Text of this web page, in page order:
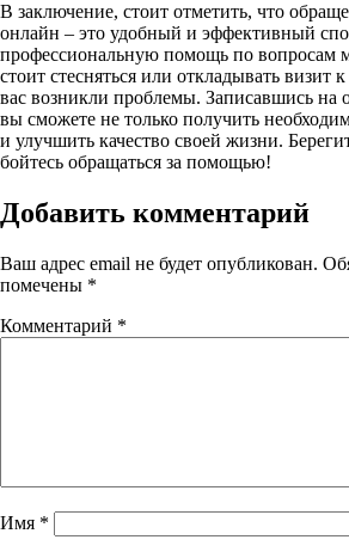
В заключение, стоит отметить, что
онлайн – это удобный и эффективный
профессиональную помощь по вопросам
стоит стесняться или откладывать визит
вас возникли проблемы. Записавшись на
вы сможете не только получить
и улучшить качество своей жизни.
бойтесь обращаться за помощью!
Добавить комментарий
Ваш адрес email не будет опубликован.
помечены *
Комментарий *
Имя *